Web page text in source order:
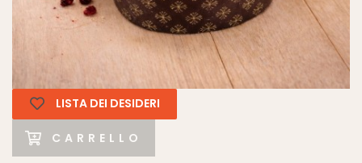
LISTA DEI DESIDERI
CARRELLO